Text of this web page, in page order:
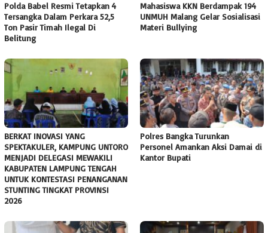
Polda Babel Resmi Tetapkan 4
Tersangka Dalam Perkara 52,5
Ton Pasir Timah Ilegal Di
Belitung
Mahasiswa KKN Berdampak 194
UNMUH Malang Gelar Sosialisasi
Materi Bullying
BERKAT INOVASI YANG
SPEKTAKULER, KAMPUNG UNTORO
MENJADI DELEGASI MEWAKILI
KABUPATEN LAMPUNG TENGAH
UNTUK KONTESTASI PENANGANAN
STUNTING TINGKAT PROVINSI
2026
Polres Bangka Turunkan
Personel Amankan Aksi Damai di
Kantor Bupati